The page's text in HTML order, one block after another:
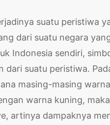
suatu peristiwa
dari suatu negara
Indonesia sendiri,
dari suatu peristiwa.
masing-masing
warna kuning,
artinya dampaknya